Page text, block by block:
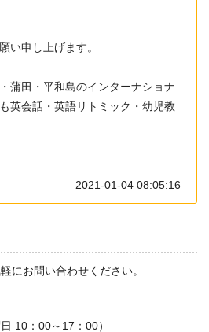
い申し上げます。
蒲田・平和島のインターナショナ
英会話・英語リトミック・幼児教
2021-01-04 08:05:16
にお問い合わせください。
10：00～17：00）